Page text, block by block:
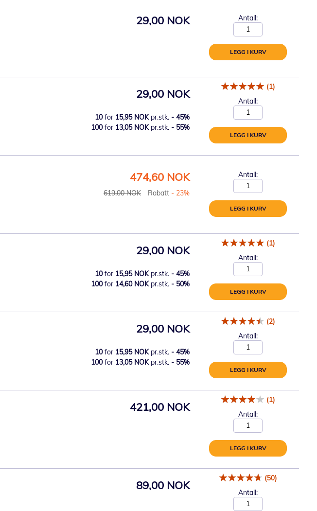
29,00 NOK Antall:
LEGG I KURV
29,00 NOK
10for 15,95 NOK pr.stk. - 45%
100for 13,05 NOK pr.stk. - 55%
(1)
Antall:
LEGG I KURV
619,00 NOK Rabatt - 23%
Spesialpris
474,60 NOK Antall:
LEGG I KURV
29,00 NOK
10for 15,95 NOK pr.stk. - 45%
100for 14,60 NOK pr.stk. - 50%
(1)
Antall:
LEGG I KURV
29,00 NOK
10for 15,95 NOK pr.stk. - 45%
100for 13,05 NOK pr.stk. - 55%
(2)
Antall:
LEGG I KURV
421,00 NOK
(1)
Antall:
LEGG I KURV
89,00 NOK
(50)
Antall: